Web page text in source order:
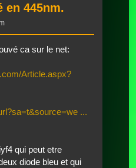
en 445nm.
ca sur le net:
Article.aspx?
...
qui peut etre
diode bleu et qui